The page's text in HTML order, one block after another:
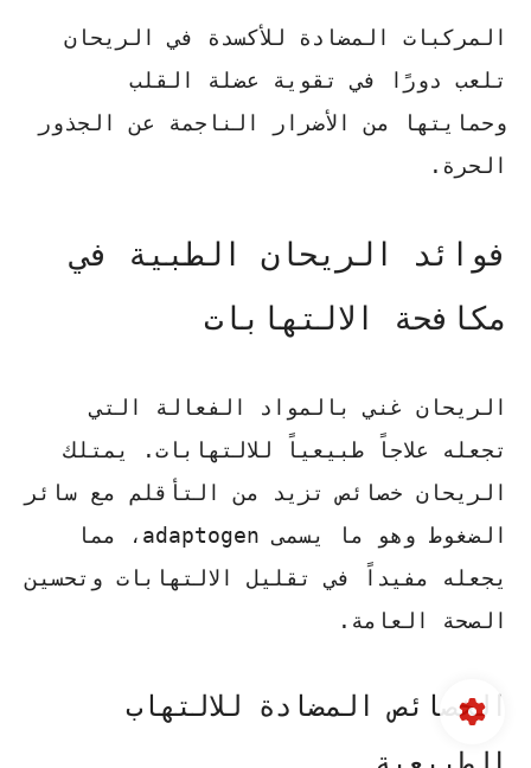
المركبات المضادة للأكسدة في الريحان
تلعب دورًا في
تقوية عضلة القلب
وحمايتها من الأضرار الناجمة عن الجذور
الحرة.
فوائد الريحان الطبية في
مكافحة الالتهابات
الريحان غني بالمواد الفعالة التي
تجعله علاجاً طبيعياً للالتهابات. يمتلك
الريحان خصائص تزيد من التأقلم مع سائر
الضغوط وهو ما يسمى adaptogen، مما
يجعله مفيداً في تقليل الالتهابات وتحسين
الصحة العامة.
الخصائص المضادة للالتهاب